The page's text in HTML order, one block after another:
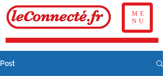
ME
NU
Post